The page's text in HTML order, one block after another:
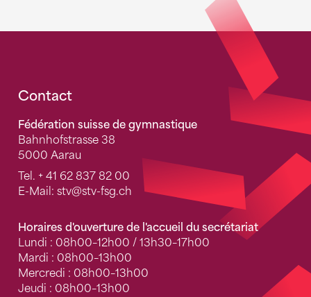
Fusszeile
Contact
Fédération suisse de gymnastique
Bahnhofstrasse 38
5000 Aarau
Tel. + 41 62 837 82 00
E-Mail: stv@stv-fsg.ch
Horaires d'ouverture de l'accueil du secrétariat
Lundi : 08h00–12h00 / 13h30–17h00
Mardi : 08h00–13h00
Mercredi : 08h00–13h00
Jeudi : 08h00–13h00